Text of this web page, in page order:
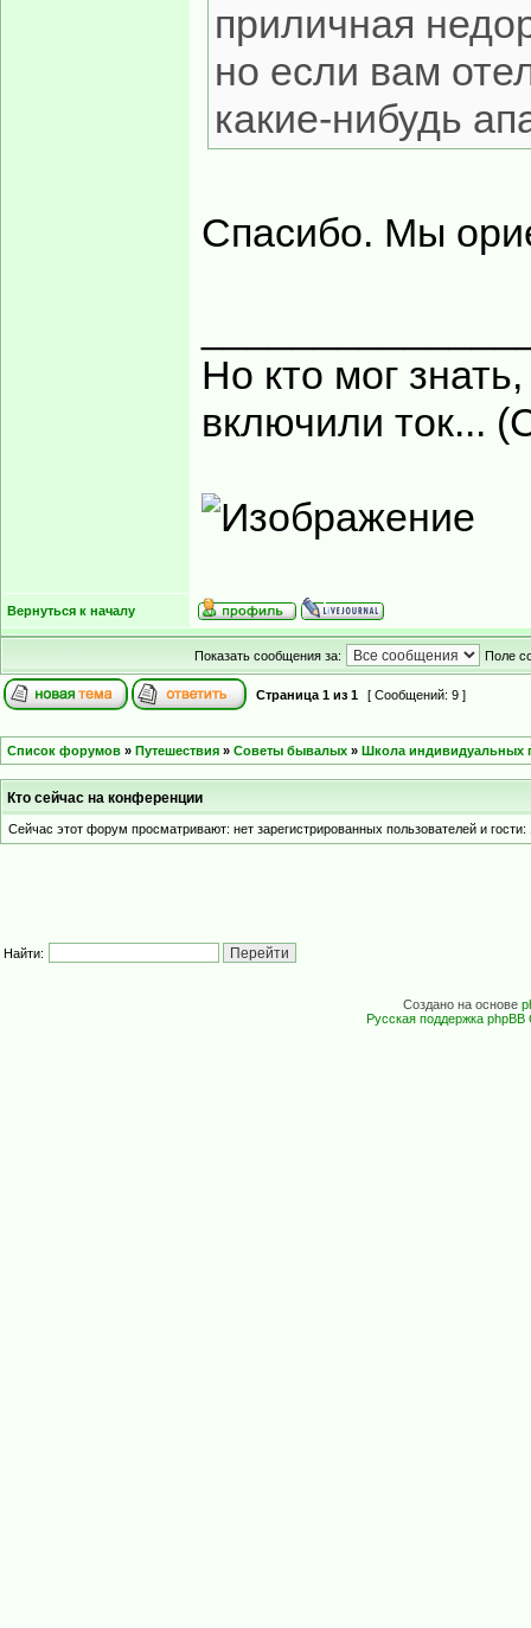
приличная
но если вам
какие-нибудь
Спасибо. Мы
Но кто мог
включили ток...
Вернуться к началу
Показать сообщения за: Поле
Страница 1 из 1 [ Сообщений: 9 ]
Список форумов » Путешествия » Советы бывалых » Школа индивидуальных
Кто сейчас на конференции
Сейчас этот форум просматривают: нет зарегистрированных пользователей и гости:
Найти:
Создано на основе
Русская поддержка phpBB